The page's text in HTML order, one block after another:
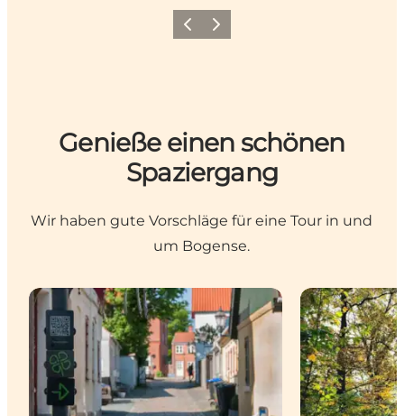
Vorherige Folie
Nächste Folie
Genieße einen schönen
Spaziergang
Wir haben gute Vorschläge für eine Tour in und
um Bogense.
Die Kleeblatt-Routen bei Bogense Fredskoven